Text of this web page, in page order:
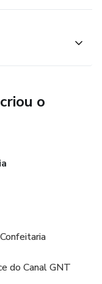
o
do Canal GNT